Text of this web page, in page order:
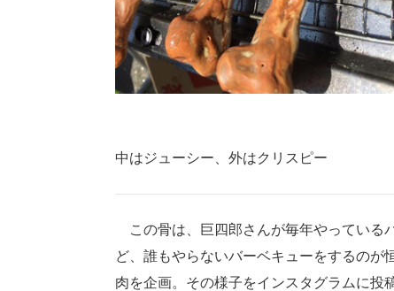
中はジューシー、外はクリスピー
この骨は、巨四郎さんが毎年やっている
ど、誰もやらないバーベキューをするの
肉を企画。その様子をインスタグラムに投